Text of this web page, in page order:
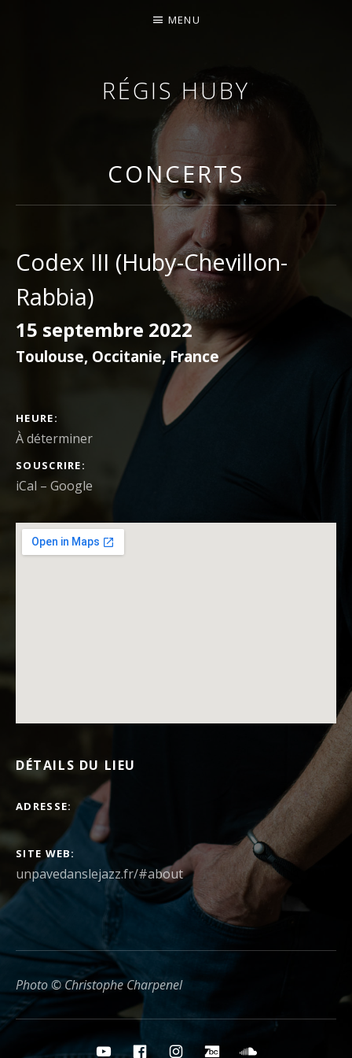
RÉGIS HUBY
VIOLONISTE – IMPROVISATEUR – COMPOSITEUR
MENU
CONCERTS
Codex III (Huby-Chevillon-
Rabbia)
15 septembre 2022
Toulouse, Occitanie, France
DÉTAILS DU CONCERT
HEURE
À déterminer
SOUSCRIRE
iCal Google
DÉTAILS DU LIEU
ADRESSE
SITE WEB
unpavedanslejazz.fr/#about
Photo © Christophe Charpenel
Boutons des médias sociaux
YouTube
FacebookInstagramBandcamp
Soundcloud